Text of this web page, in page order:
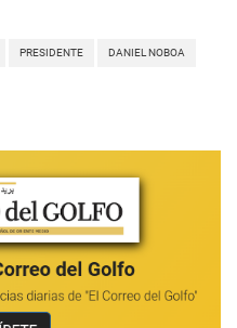
PRESIDENTE DANIEL NOBOA